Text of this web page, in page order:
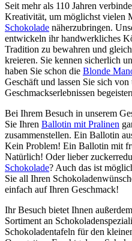
Seit mehr als 110 Jahren
Kreativität, um möglichst vielen
Schokolade näherzubringen.
entwickeln ihr handwerkliches
Tradition zu bewahren und
kreieren. Sie kennen sicherlich
haben Sie schon die Blonde
Geschäft und lassen Sie sich von
Geschmackserlebnissen
Bei Ihrem Besuch in unserem
Sie Ihren Ballotin mit Pralinen
zusammenstellen. Ein Ballotin
Kein Problem! Ein Ballotin mit
Natürlich! Oder lieber
Schokolade? Auch das ist
Sie all Ihren
einfach auf Ihren Geschmack!
Ihr Besuch bietet Ihnen
Sortiment an
Schokoladentafeln für den